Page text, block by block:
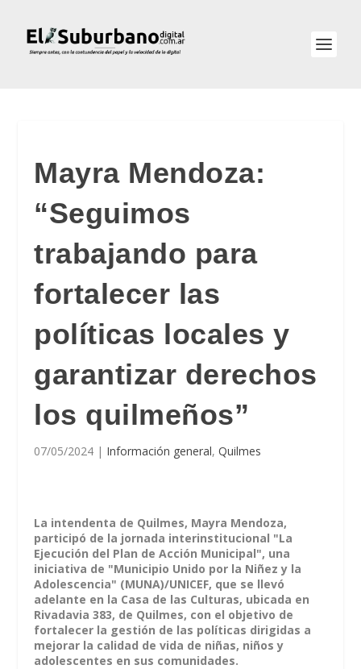
Mayra Mendoza:
“Seguimos
trabajando para
fortalecer las
políticas locales y
garantizar derechos
los quilmeños”
07/05/2024 | Información general,Quilmes
La intendenta de Quilmes, Mayra Mendoza,
participó de la jornada interinstitucional "La
Ejecución del Plan de Acción Municipal", una
iniciativa de "Municipio Unido por la Niñez y la
Adolescencia" (MUNA)/UNICEF, que se llevó
adelante en la Casa de las Culturas, ubicada en
Rivadavia 383, de Quilmes, con el objetivo de
fortalecer la gestión de las políticas dirigidas a
mejorar la calidad de vida de niñas, niños y
adolescentes en sus comunidades.